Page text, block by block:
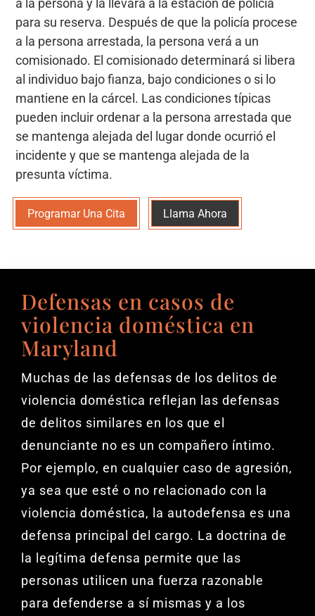
a la persona y la llevará a la estación de policía
para su reserva. Después de que la policía procese
a la persona arrestada, la persona verá a un
comisionado. El comisionado determinará si libera
al individuo bajo fianza, bajo condiciones o si lo
mantiene en la cárcel. Las condiciones típicas
pueden incluir ordenar a la persona arrestada que
se mantenga alejada del lugar donde ocurrió el
incidente y que se mantenga alejada de la
presunta víctima.
Programar Una Cita Llama Ahora
Defensas en casos de
violencia doméstica en
Maryland
Muchas de las defensas de los delitos de
violencia doméstica reflejan las defensas
de delitos similares en los que el
denunciante no es un compañero íntimo.
Por ejemplo, en cualquier caso de agresión,
ya sea que esté o no relacionado con la
violencia doméstica, la autodefensa es una
defensa principal del cargo. La doctrina de
la legítima defensa permite que las
personas utilicen una fuerza razonable
para defenderse a sí mismas y a los